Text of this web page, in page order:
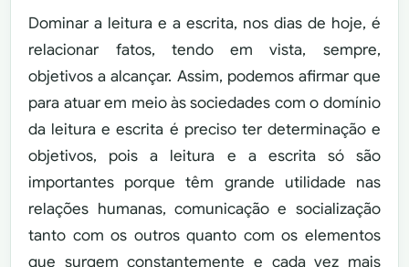
Dominar a leitura e a escrita, nos dias de hoje, é
relacionar fatos, tendo em vista, sempre,
objetivos a alcançar. Assim, podemos afirmar que
para atuar em meio às sociedades com o domínio
da leitura e escrita é preciso ter determinação e
objetivos, pois a leitura e a escrita só são
importantes porque têm grande utilidade nas
relações humanas, comunicação e socialização
tanto com os outros quanto com os elementos
que surgem constantemente e cada vez mais